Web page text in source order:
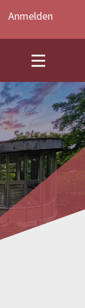
Anmelden